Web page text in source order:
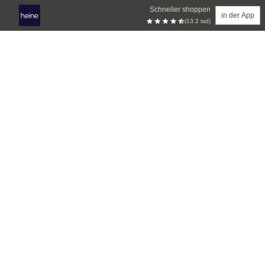
Schneller shoppen
(13.2 tsd)
in der App